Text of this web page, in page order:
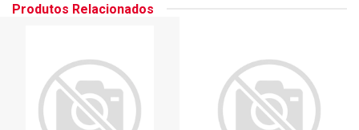
Produtos Relacionados